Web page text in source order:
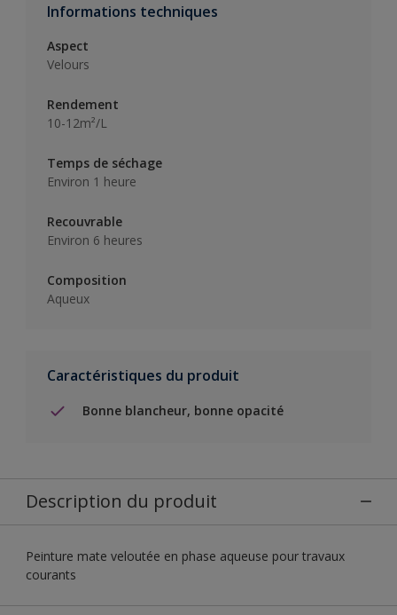
Informations techniques
Aspect
Velours
Rendement
10-12m²/L
Temps de séchage
Environ 1 heure
Recouvrable
Environ 6 heures
Composition
Aqueux
Caractéristiques du produit
Bonne blancheur, bonne opacité
Description du produit
Peinture mate veloutée en phase aqueuse pour travaux
courants